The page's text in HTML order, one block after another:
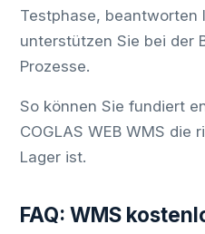
Testphase, beantworten
unterstützen Sie bei der
Prozesse.
So können Sie fundiert
COGLAS WEB WMS die
Lager ist.
FAQ: WMS